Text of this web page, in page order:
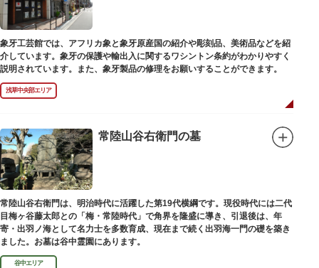
象牙工芸館では、アフリカ象と象牙原産国の紹介や彫刻品、美術品などを紹
介しています。象牙の保護や輸出入に関するワシントン条約がわかりやすく
説明されています。また、象牙製品の修理をお願いすることができます。
浅草中央部エリア
常陸山谷右衛門の墓
常陸山谷右衛門は、明治時代に活躍した第19代横綱です。現役時代には二代
目梅ヶ谷藤太郎との「梅・常陸時代」で角界を隆盛に導き、引退後は、年
寄・出羽ノ海として名力士を多数育成、現在まで続く出羽海一門の礎を築き
ました。お墓は谷中霊園にあります。
谷中エリア